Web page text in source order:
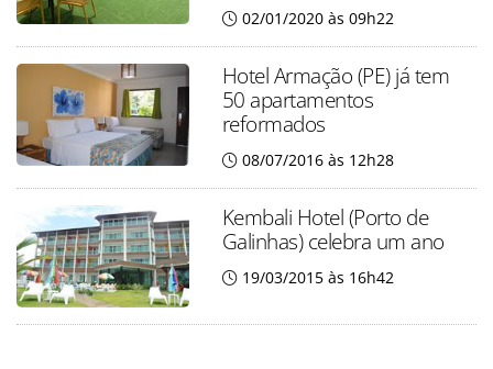
02/01/2020 às 09h22
Hotel Armação (PE) já tem
50 apartamentos
reformados
08/07/2016 às 12h28
Kembali Hotel (Porto de
Galinhas) celebra um ano
19/03/2015 às 16h42